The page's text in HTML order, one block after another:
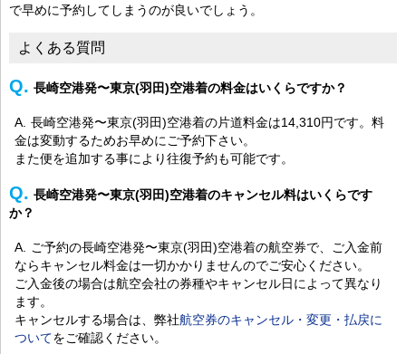
で早めに予約してしまうのが良いでしょう。
よくある質問
長崎空港発〜東京(羽田)空港着の料金はいくらですか？
長崎空港発〜東京(羽田)空港着の片道料金は14,310円です。料
金は変動するためお早めにご予約下さい。
また便を追加する事により往復予約も可能です。
長崎空港発〜東京(羽田)空港着のキャンセル料はいくらです
か？
ご予約の長崎空港発〜東京(羽田)空港着の航空券で、ご入金前
ならキャンセル料金は一切かかりませんのでご安心ください。
ご入金後の場合は航空会社の券種やキャンセル日によって異なり
ます。
キャンセルする場合は、弊社航空券のキャンセル・変更・払戻に
ついてをご確認ください。